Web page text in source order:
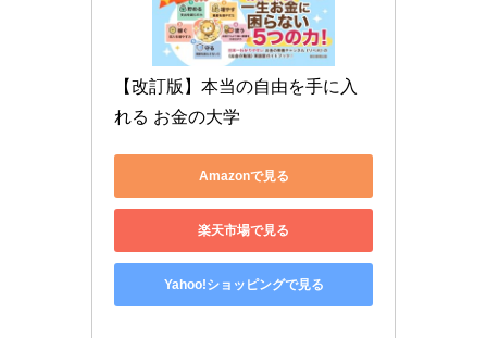
【改訂版】本当の自由を手に入
れる お金の大学
Amazonで見る
楽天市場で見る
Yahoo!ショッピングで見る